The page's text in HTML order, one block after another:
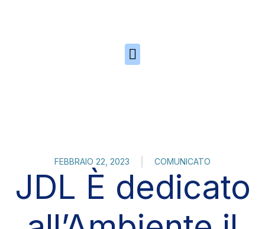
FEBBRAIO 22, 2023 COMUNICATO
JDL È dedicato